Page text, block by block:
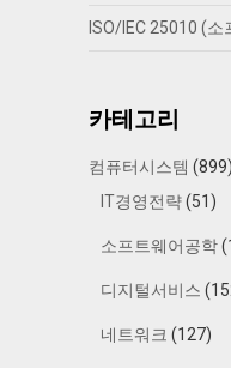
ISO/IEC 25010 (
카테고리
컴퓨터시스템 (899)
IT경영전략(51)
소프트웨어공학
디지털서비스
네트워크 (127)